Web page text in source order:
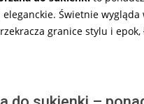
Świetnie
granice stylu i